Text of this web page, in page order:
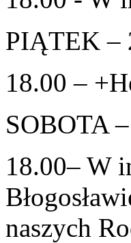
PIĄTEK –
18.00 –
SOBOTA
18.00– W
naszych